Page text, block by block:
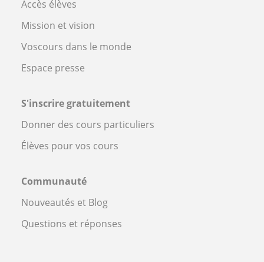
Accès élèves
Mission et vision
Voscours dans le monde
Espace presse
S'inscrire gratuitement
Donner des cours particuliers
Élèves pour vos cours
Communauté
Nouveautés et Blog
Questions et réponses